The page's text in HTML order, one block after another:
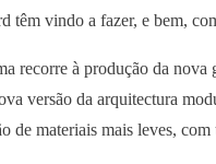
têm vindo a fazer, e bem,
recorre à produção da
versão da arquitectura
de materiais mais leves,